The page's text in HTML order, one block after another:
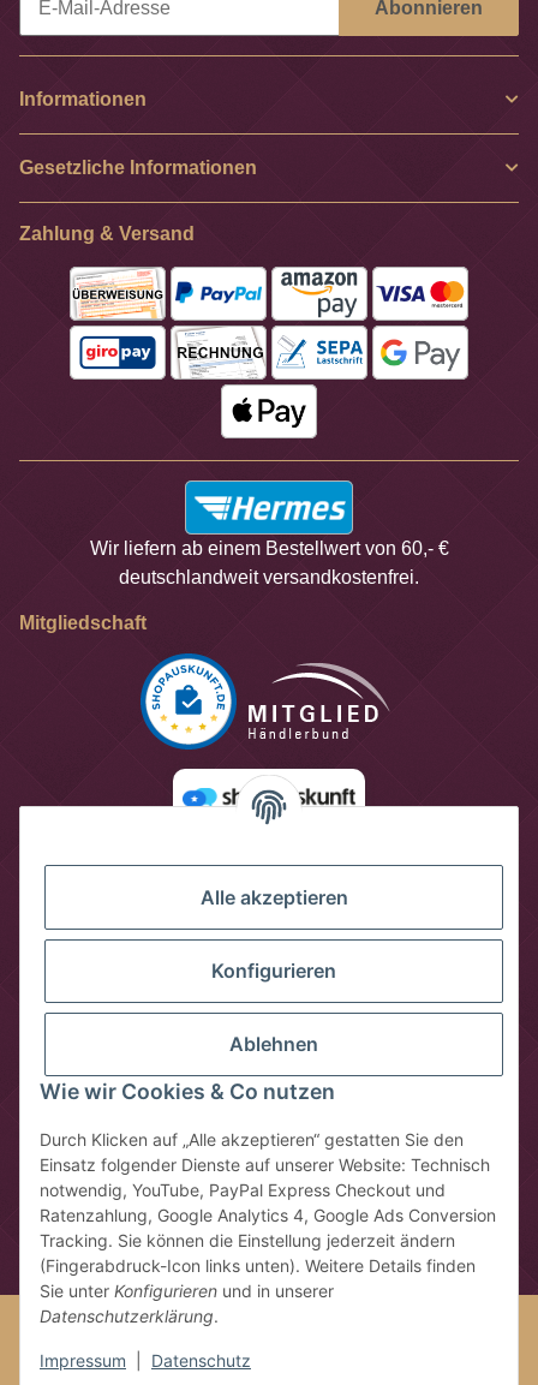
Alle akzeptieren
Konfigurieren
Ablehnen
Wie wir Cookies & Co nutzen
Durch Klicken auf „Alle akzeptieren“ gestatten Sie den
Einsatz folgender Dienste auf unserer Website: Technisch
notwendig, YouTube, PayPal Express Checkout und
Ratenzahlung, Google Analytics 4, Google Ads Conversion
Tracking. Sie können die Einstellung jederzeit ändern
(Fingerabdruck-Icon links unten). Weitere Details finden
Sie unter Konfigurieren und in unserer
Datenschutzerklärung.
Impressum Datenschutz
Abonnieren
Informationen
Gesetzliche Informationen
Zahlung & Versand
Wir liefern ab einem Bestellwert von 60,- €
deutschlandweit versandkostenfrei.
Mitgliedschaft
* Alle Preise inkl. gesetzlicher USt., zzgl.Versandkosten
** gilt für Lieferungen innerhalb Deutschlands, Lieferzeiten für
andere Länder entnehmen Sie bitte der Schaltfläche mit den
Versandinformationen
Google Analytics deaktivieren
gesetzt (Tracking aktiv)